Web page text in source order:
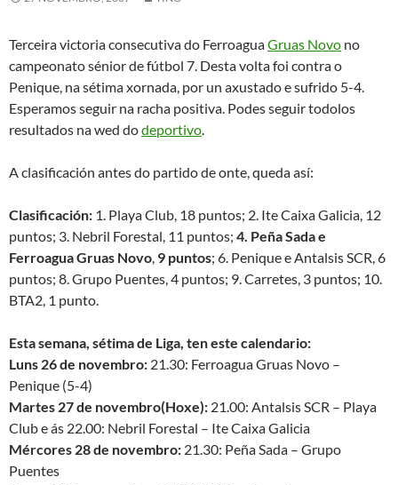
Os campeons de Europa e do Mundo non dudaron en
impoñer o ritmo e estilo de xogo que máis lles conviña. Así, xa
no minuto 8, un gol de marcelo, xogador doAzkar Lugo ,
inaugurou o marcador co que puxo en ventaxa o equipo, que
xa non perderían ata o remate.
A pesar do éxito, algo está a acontecer, xa que o partido so se
eurosport, a pesar de que é un dos deportes máis praticados e
con máis licenzas do país. ALiga Nacional é a mellor do mundo,
como os xogadores da selección. Pero, algo falla, porque o
aficionado non se engancha.
neste caso de voley, que están a disputar ocampeonato do
mundo, aínda que non con muita fortuna polo de agora, nun
sistema de competicion pouco habitual, onde todos se
enfrentan a todos, e os tres primeiros irán osxogos olímpicos
de Pekin. Polo de agora marchan nun pouco alentador
posto. Esperemos unha mellora, e moita sorte.